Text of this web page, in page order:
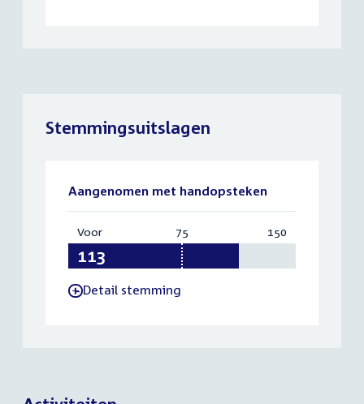
Stemmingsuitslagen
Aangenomen met handopsteken
Voor:
75 150
-Detail stemming